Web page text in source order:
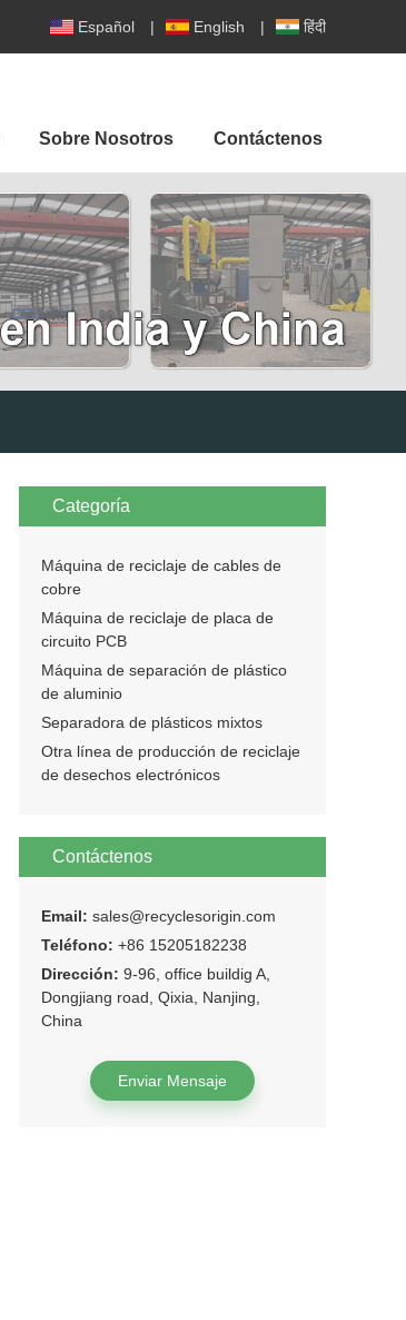
Español | English | हिंदी
Sobre Nosotros Contáctenos
Categoría
Máquina de reciclaje de cables de
cobre
Máquina de reciclaje de placa de
circuito PCB
Máquina de separación de plástico
de aluminio
Separadora de plásticos mixtos
Otra línea de producción de reciclaje
de desechos electrónicos
Contáctenos
Email: sales@recyclesorigin.com
Teléfono: +86 15205182238
Dirección: 9-96, office buildig A,
Dongjiang road, Qixia, Nanjing,
China
Enviar Mensaje